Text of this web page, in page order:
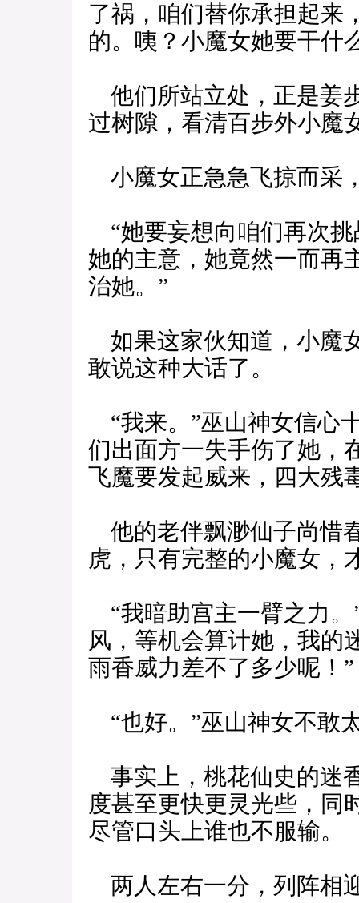
了祸，咱们替你承担起来
的。咦？小魔女她要干什
他们所站立处，正是姜
过树隙，看清百步外小魔
小魔女正急急飞掠而采
“她要妄想向咱们再次挑
她的主意，她竟然一而再
治她。”
如果这家伙知道，小魔
敢说这种大话了。
“我来。”巫山神女信心
们出面方一失手伤了她，
飞魔要发起威来，四大残
他的老伴飘渺仙子尚惜
虎，只有完整的小魔女，
“我暗助宫主一臂之力。
风，等机会算计她，我的
雨香威力差不了多少呢！”
“也好。”巫山神女不敢
事实上，桃花仙史的迷
度甚至更快更灵光些，同
尽管口头上谁也不服输。
两人左右一分，列阵相